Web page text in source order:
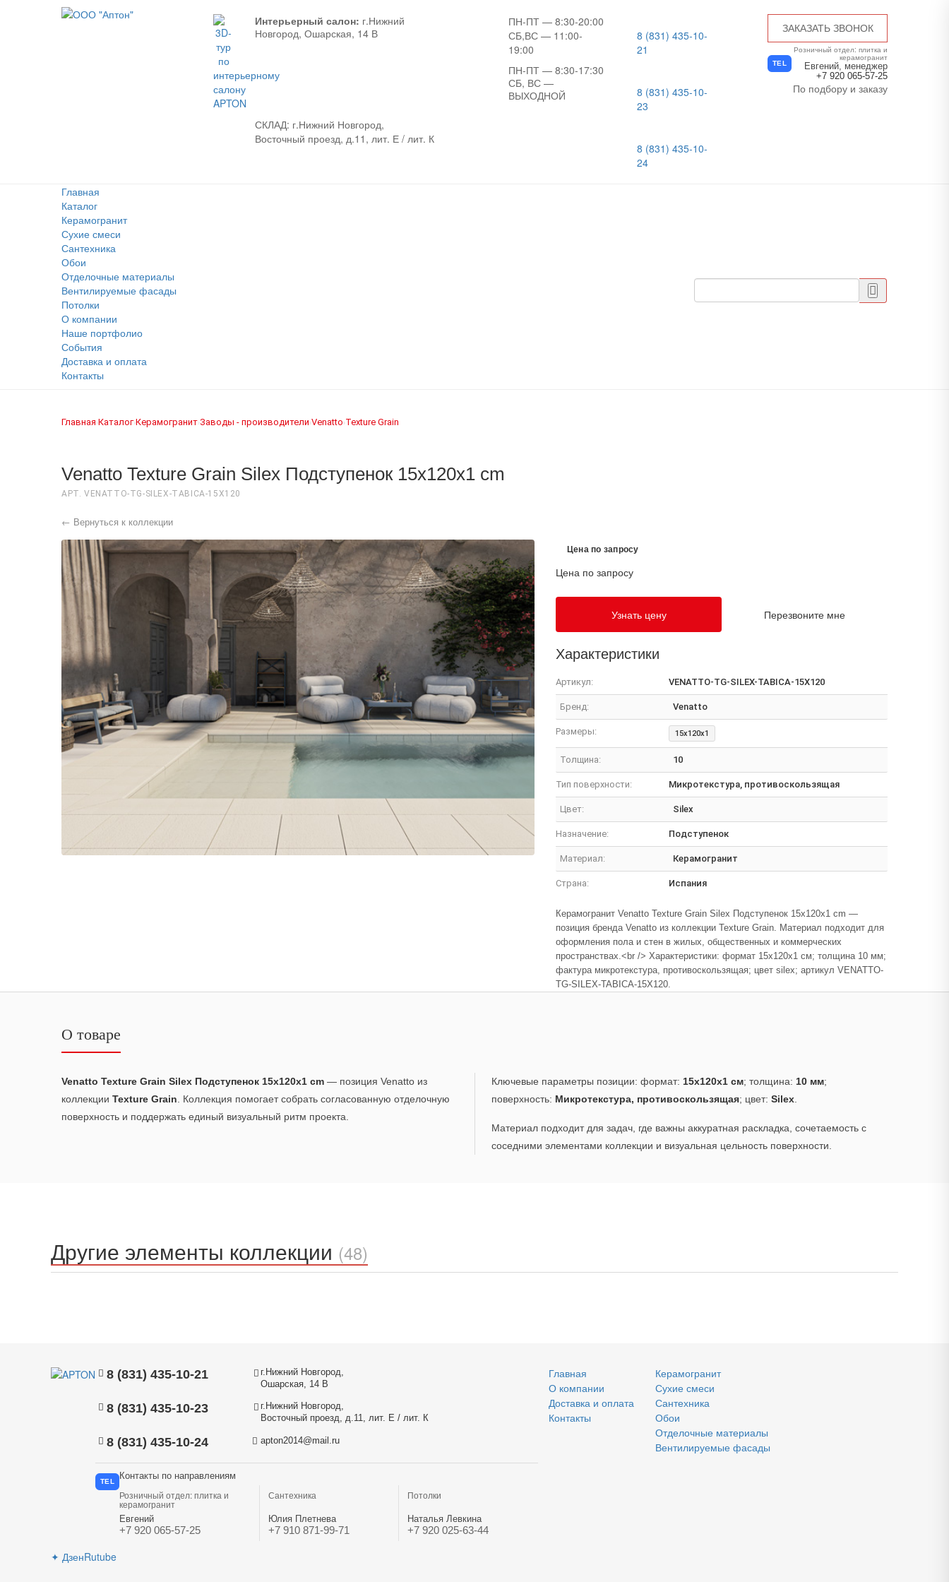
Интерьерный салон: г.Нижний
Новгород, Ошарская, 14 В
СКЛАД: г.Нижний Новгород,
Восточный проезд, д.11, лит. Е / лит. К
ПН-ПТ — 8:30-20:00
СБ,ВС — 11:00-
19:00
ПН-ПТ — 8:30-17:30
СБ, ВС —
ВЫХОДНОЙ
8 (831) 435-10-
21
8 (831) 435-10-
23
8 (831) 435-10-
24
ЗАКАЗАТЬ ЗВОНОК
TEL
Розничный отдел: плитка и
керамогранит
Евгений, менеджер
+7 920 065-57-25
По подбору и заказу
Главная
Каталог
Керамогранит
Сухие смеси
Сантехника
Обои
Отделочные материалы
Вентилируемые фасады
Потолки
О компании
Наше портфолио
События
Доставка и оплата
Контакты
Главная›Каталог›Керамогранит›Заводы - производители›Venatto›Texture Grain
Venatto Texture Grain Silex Подступенок 15x120x1 cm
АРТ. VENATTO-TG-SILEX-TABICA-15X120
← Вернуться к коллекции
Цена по запросу
Цена по запросу
Узнать цену Перезвоните мне
Характеристики
Артикул: VENATTO-TG-SILEX-TABICA-15X120
Бренд: Venatto
Размеры: 15x120x1
Толщина: 10
Тип поверхности: Микротекстура, противоскользящая
Цвет: Silex
Назначение: Подступенок
Материал: Керамогранит
Страна: Испания
Керамогранит Venatto Texture Grain Silex Подступенок 15x120x1 cm —
позиция бренда Venatto из коллекции Texture Grain. Материал подходит для
оформления пола и стен в жилых, общественных и коммерческих
пространствах.<br /> Характеристики: формат 15x120x1 см; толщина 10 мм;
фактура микротекстура, противоскользящая; цвет silex; артикул VENATTO-
TG-SILEX-TABICA-15X120.
О товаре
Venatto Texture Grain Silex Подступенок 15x120x1 cm — позиция Venatto из
коллекции Texture Grain . Коллекция помогает собрать согласованную отделочную
поверхность и поддержать единый визуальный ритм проекта.
Ключевые параметры позиции: формат: 15x120x1 см; толщина: 10 мм;
поверхность: Микротекстура, противоскользящая; цвет: Silex
Материал подходит для задач, где важны аккуратная раскладка, сочетаемость с
соседними элементами коллекции и визуальная цельность поверхности.
Другие элементы коллекции (48)
8 (831) 435-10-21
8 (831) 435-10-23
8 (831) 435-10-24
г.Нижний Новгород,
Ошарская, 14 В
г.Нижний Новгород,
Восточный проезд, д.11, лит. Е / лит. К
apton2014@mail.ru
TEL
Контакты по направлениям
Розничный отдел: плитка и
керамогранит
Евгений
+7 920 065-57-25
Сантехника
Юлия Плетнева
+7 910 871-99-71
Потолки
Наталья Левкина
+7 920 025-63-44
✦ ДзенRutube
Главная
О компании
Доставка и оплата
Контакты
Керамогранит
Сухие смеси
Сантехника
Обои
Отделочные материалы
Вентилируемые фасады